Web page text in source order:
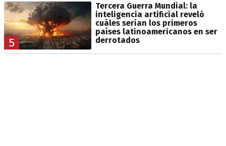
5
Tercera Guerra Mundial: la
inteligencia artificial reveló
cuáles serían los primeros
países latinoamericanos en ser
derrotados